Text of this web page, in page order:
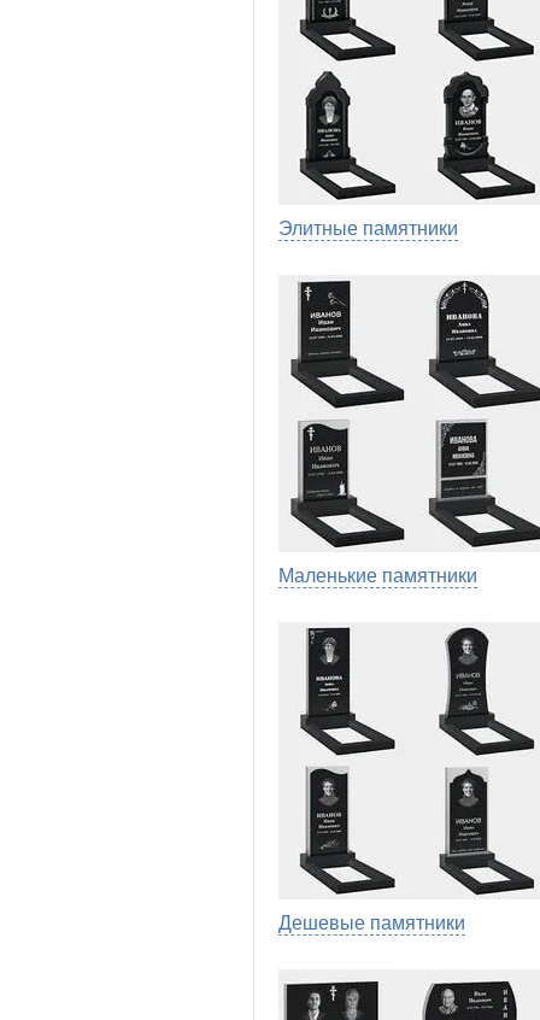
Элитные памятники
Маленькие памятники
Дешевые памятники